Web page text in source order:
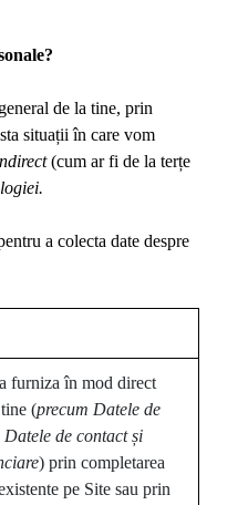
de la tine, prin
situații în care vom
(cum ar fi de la terțe
a colecta date despre
furniza în mod direct
(precum Datele de
de contact și
) prin completarea
pe Site sau prin